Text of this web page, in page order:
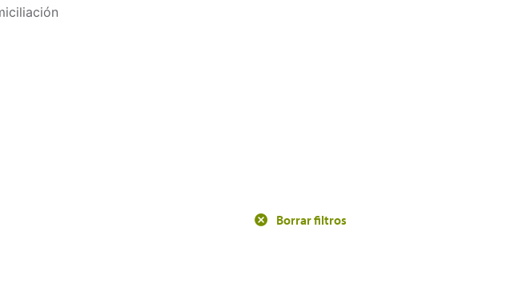
Borrar filtros